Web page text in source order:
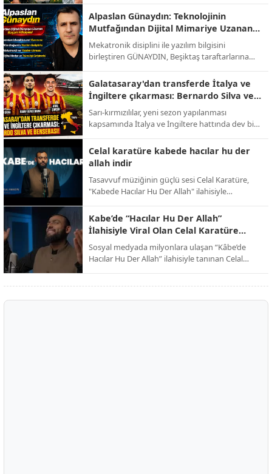
sıralardan uzaklaşmayı hedefleyen yeşil-
beyazlıların randevusu öncesi tüm detaylar belli
oldu.
Alpaslan Günaydın: Teknolojinin
Mutfağından Dijital Mimariye Uzanan
Bir Başarı Hikayesi
Mekatronik disiplini ile yazılım bilgisini
birleştiren GÜNAYDIN, Beşiktaş taraftarlarına
platformunu baştan sona kendi emeğiyle
kodlayarak hayata geçirdi. Tasarımından
altyapısına kadar tüm teknik süreci üstlenen
Alpaslan Günaydın, dijital medya ve yazılım
alanında üretmeye devam ediyor.
Galatasaray'dan transferde İtalya ve
İngiltere çıkarması: Bernardo Silva ve
Bensebaini bombası!
Sarı-kırmızılılar, yeni sezon yapılanması
kapsamında İtalya ve İngiltere hattında dev bir
yürüttüğü görüşmelerde dünya yıldızları
masada.
Celal karatüre kabede hacılar hu der
allah indir
Tasavvuf müziğinin güçlü sesi Celal Karatüre,
"Kabede Hacılar Hu Der Allah" ilahisiyle
atmosferine davet ederken, eser dijital
platformlarda paylaşım rekorları kırmaya devam
ediyor.
Kabe’de “Hacılar Hu Der Allah”
İlahisiyle Viral Olan Celal Karatüre
Kimdir?
Sosyal medyada milyonlara ulaşan “Kâbe’de
Hacılar Hu Der Allah” ilahisiyle tanınan Celal